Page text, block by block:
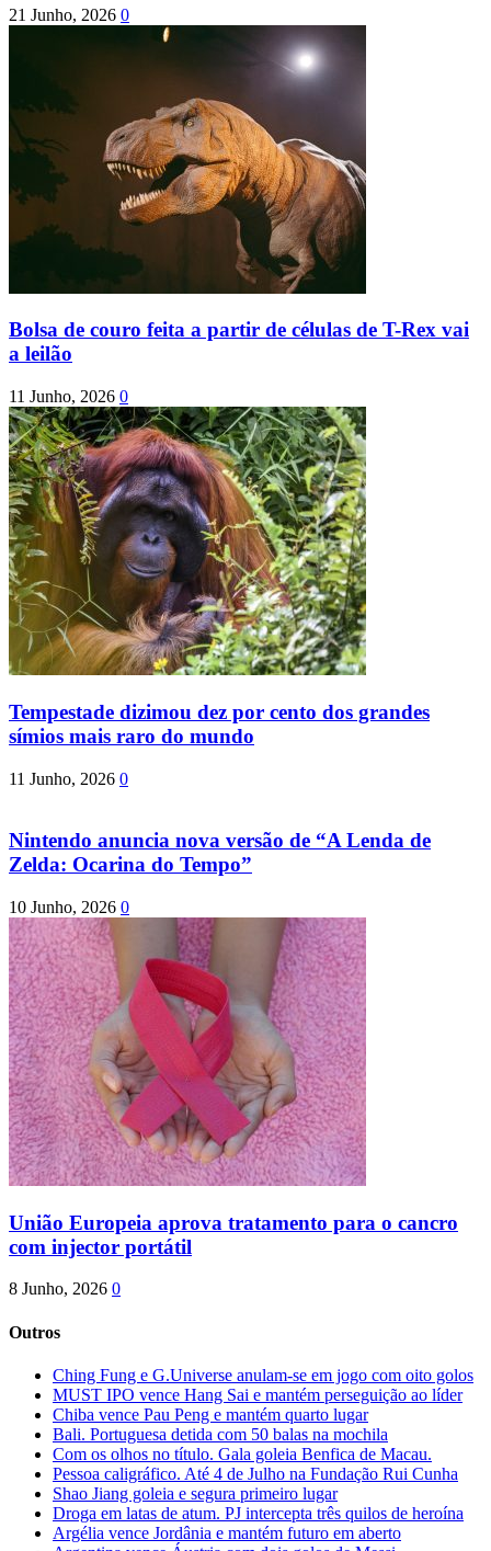
21 Junho, 2026 0
Bolsa de couro feita a partir de células de T-Rex vai
a leilão
11 Junho, 2026 0
Tempestade dizimou dez por cento dos grandes
símios mais raro do mundo
11 Junho, 2026 0
Nintendo anuncia nova versão de “A Lenda de
Zelda: Ocarina do Tempo”
10 Junho, 2026 0
União Europeia aprova tratamento para o cancro
com injector portátil
8 Junho, 2026 0
Outros
Ching Fung e G.Universe anulam-se em jogo com oito golos
MUST IPO vence Hang Sai e mantém perseguição ao líder
Chiba vence Pau Peng e mantém quarto lugar
Bali. Portuguesa detida com 50 balas na mochila
Com os olhos no título. Gala goleia Benfica de Macau.
Pessoa caligráfico. Até 4 de Julho na Fundação Rui Cunha
Shao Jiang goleia e segura primeiro lugar
Droga em latas de atum. PJ intercepta três quilos de heroína
Argélia vence Jordânia e mantém futuro em aberto